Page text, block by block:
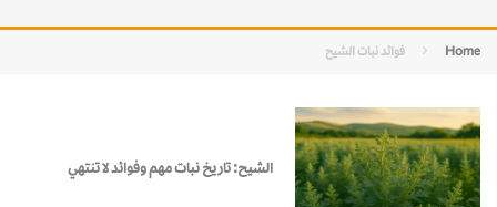
Home فوائد نبات الشيح
الشيح: تاريخ نبات مهم وفوائد لا تنتهي